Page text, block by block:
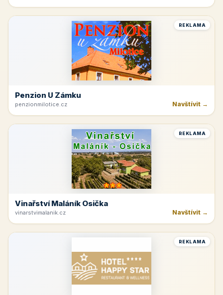
REKLAMA
Penzion U Zámku
penzionmilotice.cz Navštívit →
REKLAMA
Vinařství Maláník Osička
vinarstvimalanik.cz Navštívit →
REKLAMA